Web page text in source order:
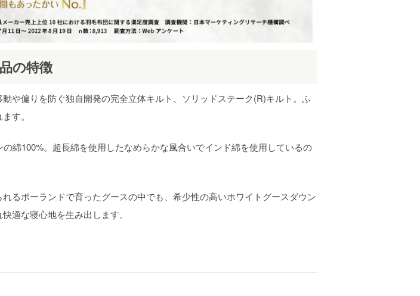
の特徴
や偏りを防ぐ独自開発の完全立体キルト、ソリッドステーク(R)キルト。ふ
す。
綿100%。超長綿を使用したなめらかな風合いでインド綿を使用しているの
るポーランドで育ったグースの中でも、希少性の高いホワイトグースダウン
適な寝心地を生み出します。